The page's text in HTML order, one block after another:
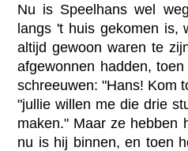
Nu is Speelhans wel
langs 't huis gekomen is,
altijd gewoon waren te
afgewonnen hadden,
schreeuwen: "Hans! Kom
"jullie willen me die drie
maken." Maar ze hebben
nu is hij binnen, en toen